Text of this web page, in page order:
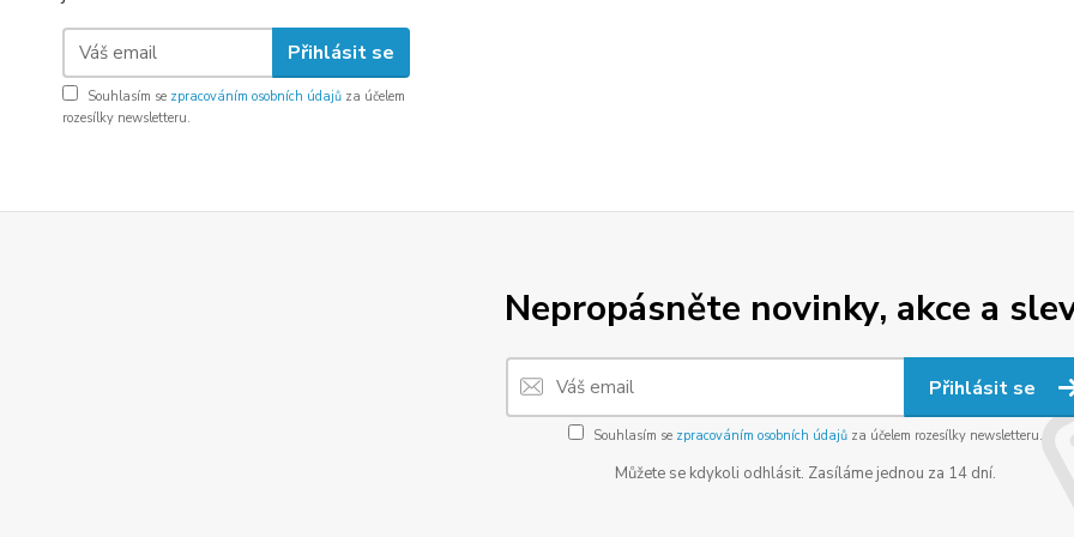
Přihlásit se
Souhlasím se zpracováním osobních údajů za účelem
rozesílky newsletteru.
Nepropásněte novinky, akce a
Přihlásit se
Souhlasím se zpracováním osobních údajů za účelem rozesílky newsletteru.
Můžete se kdykoli odhlásit. Zasíláme jednou za 14 dní.